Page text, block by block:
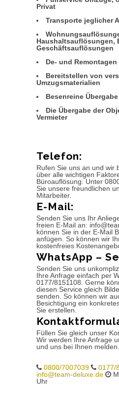
Privat
Transporte jeglicher
Haushaltsauflösungen,
Geschäftsauflösungen
De- und
Bereitstellen von
Umzugsmaterialien
Besenreine
Die Übergabe der
Vermieter
Telefon:
Rufen Sie uns an und wir
über alle wichtigen
Büroauflösung. Unter
Sie unsere freundlichen
Mitarbeiter.
E-Mail:
Senden Sie uns Ihr
freien E-Mail an:
können Sie in der E-Mail
anfügen. So können wir
kostenfreies
WhatsApp –
Senden Sie uns
Ihre Anfrage einfach per
0177/8151108. Gerne
diesen Service gleich
senden. So können wir
Besichtigung ein
Sie erstellen.
Füllen Sie gleich unser
Wir werden Ihre Anfrage
und uns bei Ihnen melden.
0800/7007039
0177/
info@team-deluxe.de
Uhr